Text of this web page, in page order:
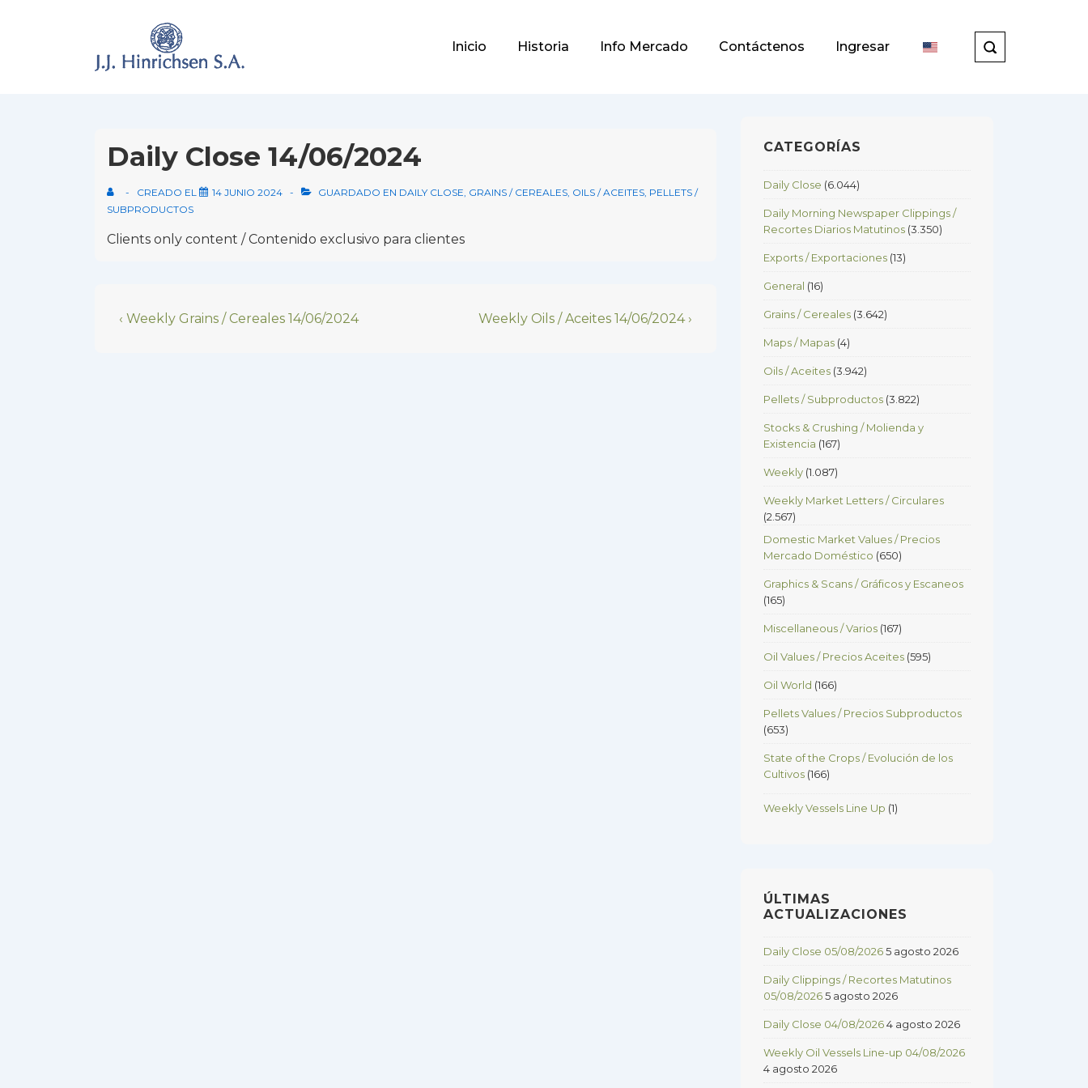
Main
Inicio Historia Info Mercado Contáctenos Ingresar
Daily Close 14/06/2024
CREADO EL 14 JUNIO 2024 GUARDADO EN DAILY CLOSE, GRAINS / CEREALES, OILS / ACEITES, PELLETS /
SUBPRODUCTOS
Clients only content / Contenido exclusivo para clientes
Navegación
Previous
‹ Weekly Grains / Cereales 14/06/2024
Next
Weekly Oils / Aceites 14/06/2024 ›
CATEGORÍAS
Daily Close (6.044)
Daily Morning Newspaper Clippings /
Recortes Diarios Matutinos (3.350)
Exports / Exportaciones (13)
General (16)
Grains / Cereales (3.642)
Maps / Mapas (4)
Oils / Aceites (3.942)
Pellets / Subproductos (3.822)
Stocks & Crushing / Molienda y
Existencia (167)
Weekly (1.087)
Weekly Market Letters / Circulares
(2.567)
Domestic Market Values / Precios
Mercado Doméstico (650)
Graphics & Scans / Gráficos y Escaneos
(165)
Miscellaneous / Varios (167)
Oil Values / Precios Aceites (595)
Oil World (166)
Pellets Values / Precios Subproductos
(653)
State of the Crops / Evolución de los
Cultivos (166)
Weekly Vessels Line Up (1)
ÚLTIMAS
ACTUALIZACIONES
Daily Close 05/08/20265 agosto 2026
Daily Clippings / Recortes Matutinos
05/08/20265 agosto 2026
Daily Close 04/08/20264 agosto 2026
Weekly Oil Vessels Line-up 04/08/2026
4 agosto 2026